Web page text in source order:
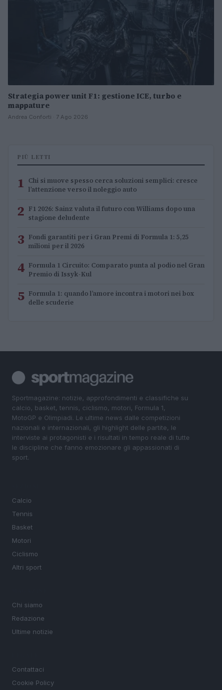
Strategia power unit F1: gestione ICE, turbo e
mappature
Andrea Conforti · 7 Ago 2026
PIÙ LETTI
1 Chi si muove spesso cerca soluzioni semplici: cresce
l’attenzione verso il noleggio auto
2 F1 2026: Sainz valuta il futuro con Williams dopo una
stagione deludente
3 Fondi garantiti per i Gran Premi di Formula 1: 5,25
milioni per il 2026
4 Formula 1 Circuito: Comparato punta al podio nel Gran
Premio di Issyk-Kul
5 Formula 1: quando l’amore incontra i motori nei box
delle scuderie
Sportmagazine: notizie, approfondimenti e classifiche su
calcio, basket, tennis, ciclismo, motori, Formula 1,
MotoGP e Olimpiadi. Le ultime news dalle competizioni
nazionali e internazionali, gli highlight delle partite, le
interviste ai protagonisti e i risultati in tempo reale di tutte
le discipline che fanno emozionare gli appassionati di
sport.
Calcio
Tennis
Basket
Motori
Ciclismo
Altri sport
Chi siamo
Redazione
Ultime notizie
Contattaci
Cookie Policy